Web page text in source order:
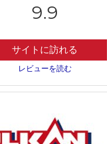
9.9
サイトに訪れる
レビューを読む